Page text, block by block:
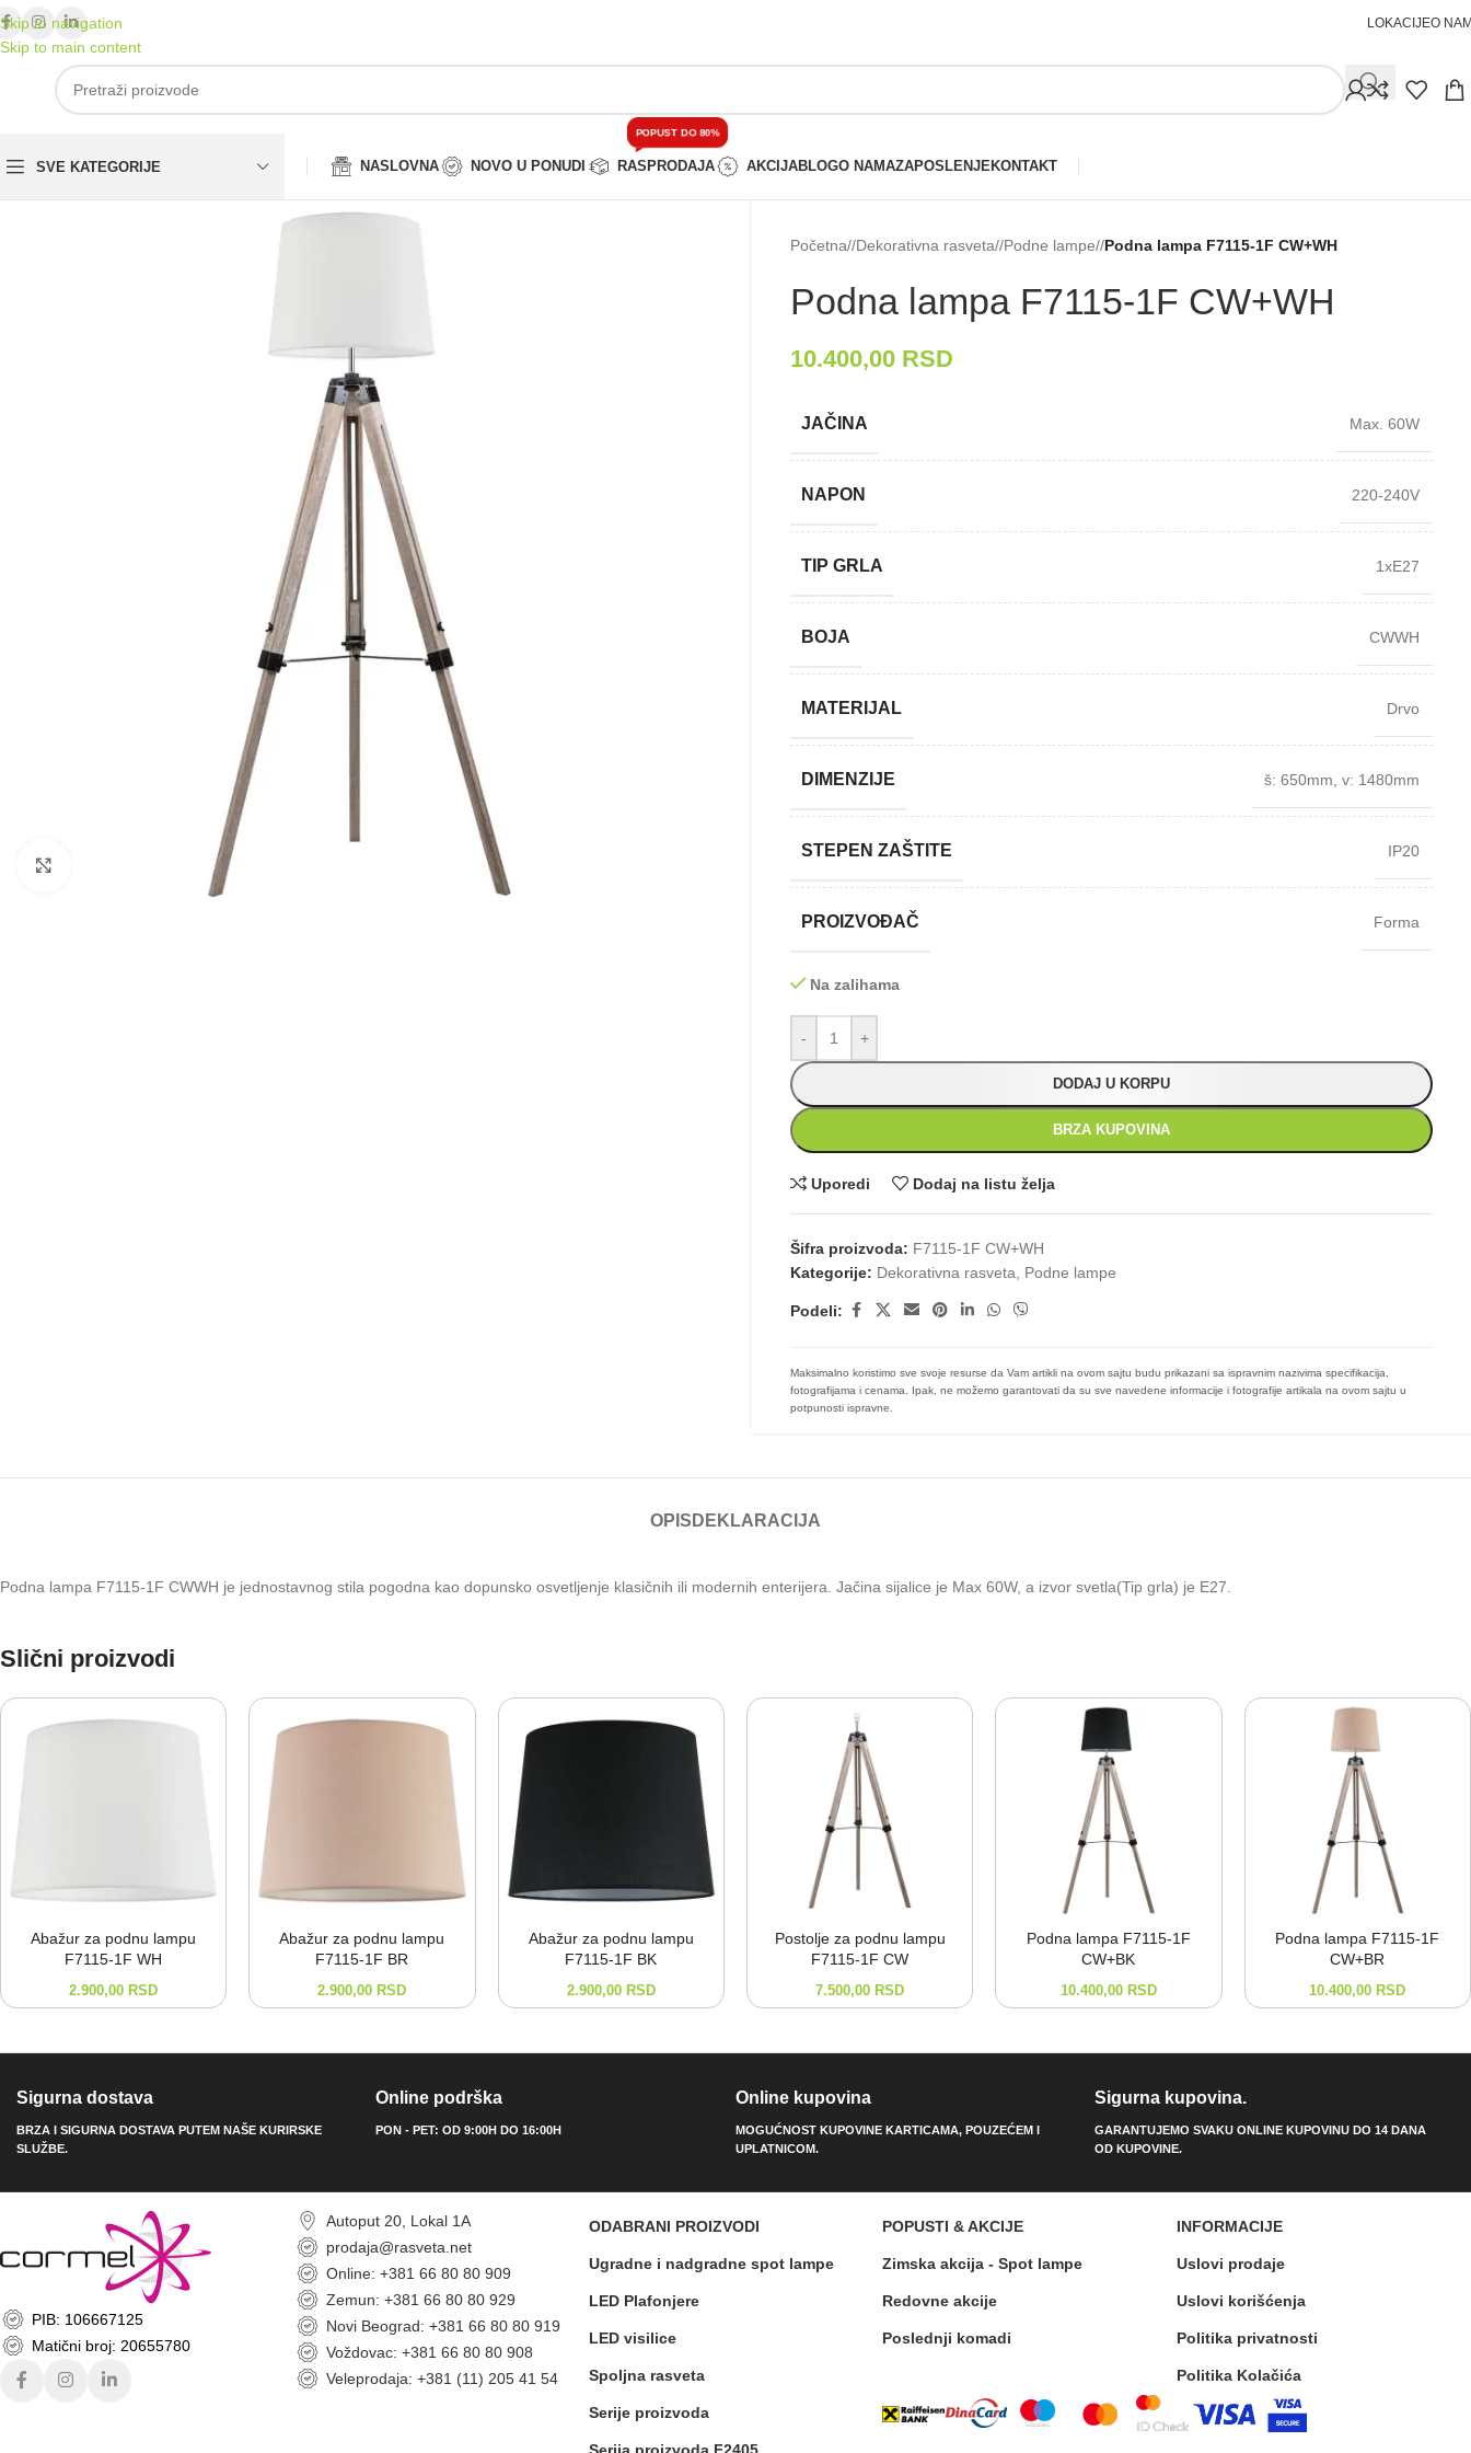
Skip to navigation
Skip to main content
LOKACIJEO
SVE KATEGORIJE NASLOVNA NOVO U PONUDI RASPRODAJA
POPUST DO 80%
AKCIJABLOGO NAMAZAPOSLENJEKONTAKT
Početna/ Dekorativna rasveta/ Podne lampe/ Podna lampa F7115-⁠1F CW+WH
Podna lampa F7115-⁠1F CW+WH
10.400,00 RSD
JAČINA Max. 60W
NAPON 220-240V
TIP GRLA 1xE27
BOJA CWWH
MATERIJAL Drvo
DIMENZIJE š: 650mm, v: 1480mm
STEPEN ZAŠTITE IP20
PROIZVOĐAČ Forma
Na zalihama
- +
DODAJ U KORPU
BRZA KUPOVINA
Uporedi Dodaj na listu želja
Šifra proizvoda: F7115-1F CW+WH
Kategorije: Dekorativna rasveta Podne lampe
Podeli:
Maksimalno koristimo sve svoje resurse da Vam artikli na ovom sajtu budu prikazani sa ispravnim nazivima specifikacija,
fotografijama i cenama. Ipak, ne možemo garantovati da su sve navedene informacije i fotografije artikala na ovom sajtu u
potpunosti ispravne.
OPIS DEKLARACIJA
Podna lampa F7115-1F CWWH je jednostavnog stila pogodna kao dopunsko osvetljenje klasičnih ili modernih enterijera. Jačina sijalice je Max 60W, a izvor svetla(Tip grla) je E27.
Slični proizvodi
Abažur za podnu lampu
F7115-⁠1F WH
2.900,00 RSD
Abažur za podnu lampu
F7115-⁠1F BR
2.900,00 RSD
Abažur za podnu lampu
F7115-⁠1F BK
2.900,00 RSD
Postolje za podnu lampu
F7115-⁠1F CW
7.500,00 RSD
Podna lampa F7115-⁠1F
CW+BK
10.400,00 RSD
Podna lampa F7115-⁠1F
CW+BR
10.400,00 RSD
Sigurna dostava
BRZA I SIGURNA DOSTAVA PUTEM NAŠE KURIRSKE
SLUŽBE.
Online podrška
PON - PET: OD 9:00H DO 16:00H
Online kupovina
MOGUĆNOST KUPOVINE KARTICAMA, POUZEĆEM I
UPLATNICOM.
Sigurna kupovina.
GARANTUJEMO SVAKU ONLINE KUPOVINU DO 14 DANA
OD KUPOVINE.
PIB: 106667125
Matični broj: 20655780
Autoput 20, Lokal 1A
prodaja@rasveta.net
Online: +381 66 80 80 909
Zemun: +381 66 80 80 929
Novi Beograd: +381 66 80 80 919
Voždovac: +381 66 80 80 908
Veleprodaja: +381 (11) 205 41 54
ODABRANI PROIZVODI
Ugradne i nadgradne spot lampe
LED Plafonjere
LED visilice
Spoljna rasveta
Serije proizvoda
POPUSTI & AKCIJE
Zimska akcija - Spot lampe
Redovne akcije
Poslednji komadi
INFORMACIJE
Uslovi prodaje
Uslovi korišćenja
Politika privatnosti
Politika Kolačića